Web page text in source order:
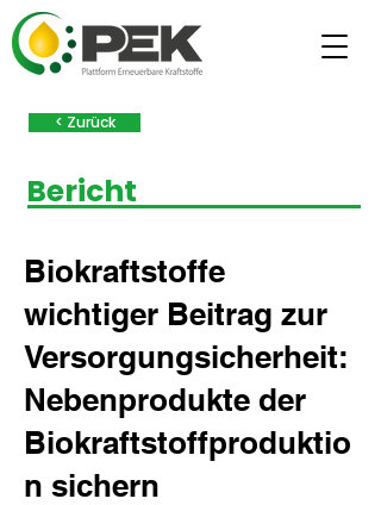
< Zurück
Bericht
Biokraftstoffe
wichtiger Beitrag zur
Versorgungsicherheit:
Nebenprodukte der
Biokraftstoffproduktio
n sichern